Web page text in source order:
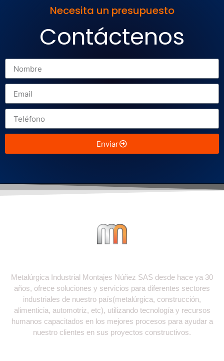
Necesita un presupuesto
Contáctenos
Enviar
Metalúrgica Industrial Montajes Núñez SAS desde hace ya 30
años, ofrece soluciones y servicios para diferentes sectores
industriales de nuestro país(metalúrgica, construcción,
alimenticia, automotriz, etc), utilizando tecnología y recursos
humanos capacitados en los mejores procesos para ayudar a
nuestro clientes en sus proyectos constructivos.